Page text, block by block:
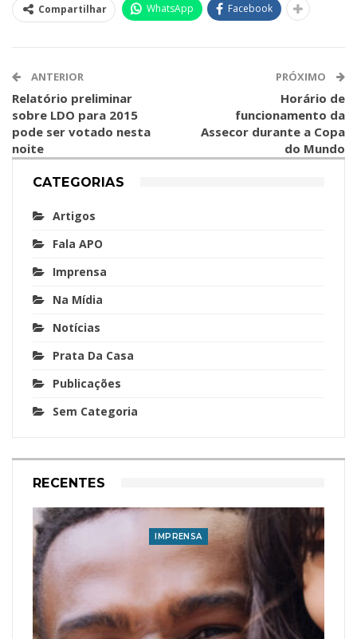
Compartilhar WhatsApp Facebook
ANTERIOR
Relatório preliminar
sobre LDO para 2015
pode ser votado nesta
noite
PRÓXIMO
Horário de
funcionamento da
Assecor durante a Copa
do Mundo
CATEGORIAS
Artigos
Fala APO
Imprensa
Na Mídia
Notícias
Prata Da Casa
Publicações
Sem Categoria
RECENTES
IMPRENSA